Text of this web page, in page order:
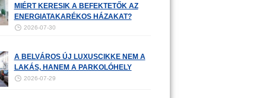
MIÉRT KERESIK A BEFEKTETŐK AZ
ENERGIATAKARÉKOS HÁZAKAT?
2026-07-30
A BELVÁROS ÚJ LUXUSCIKKE NEM A
LAKÁS, HANEM A PARKOLÓHELY
2026-07-29